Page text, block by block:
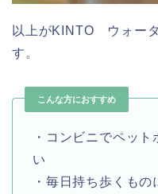
以上がKINTO ウォー
す。
こんな方におすすめ
・コンビニでペッ
い
・毎日持ち歩くも